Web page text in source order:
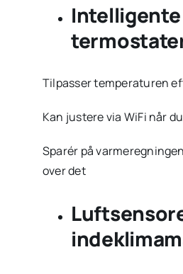
Intelligente
Tilpasser temperaturen
Kan justere via WiFi når
Sparér på
over det